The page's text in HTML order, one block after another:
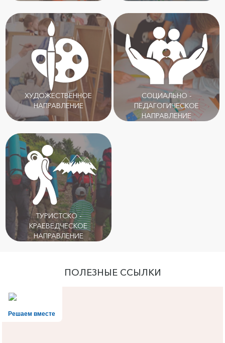
ХУДОЖЕСТВЕННОЕ
НАПРАВЛЕНИЕ
СОЦИАЛЬНО -
ПЕДАГОГИЧЕСКОЕ
НАПРАВЛЕНИЕ
ТУРИСТСКО -
КРАЕВЕДЧЕСКОЕ
НАПРАВЛЕНИЕ
ПОЛЕЗНЫЕ ССЫЛКИ
Решаем вместе